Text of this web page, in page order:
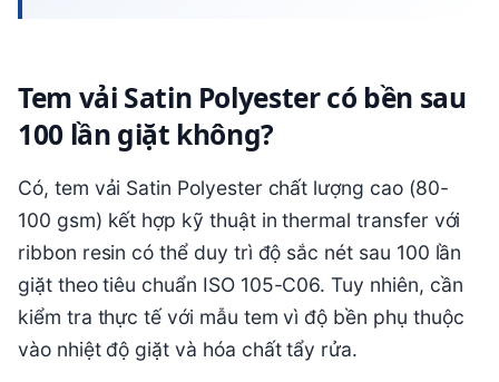
Tem vải Satin Polyester có bền sau
100 lần giặt không?
Có, tem vải Satin Polyester chất lượng cao (80-
100 gsm) kết hợp kỹ thuật in thermal transfer với
ribbon resin có thể duy trì độ sắc nét sau 100 lần
giặt theo tiêu chuẩn ISO 105-C06. Tuy nhiên, cần
kiểm tra thực tế với mẫu tem vì độ bền phụ thuộc
vào nhiệt độ giặt và hóa chất tẩy rửa.